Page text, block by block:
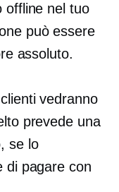
offline nel tuo
può essere
assoluto.
vedranno
prevede una
se lo
di pagare con